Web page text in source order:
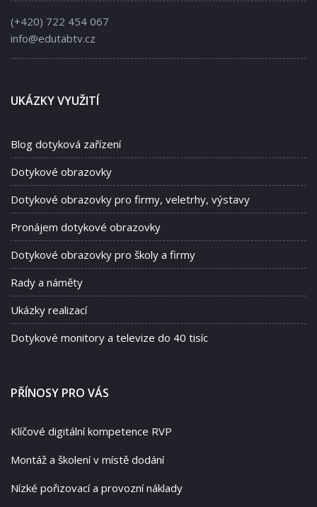
(+420) 722 454 067
info@edutabtv.cz
UKÁZKY VYUŽITÍ
Blog dotyková zařízení
Dotykové obrazovky
Dotykové obrazovky pro firmy, veletrhy, výstavy
Pronájem dotykové obrazovky
Dotykové obrazovky pro školy a firmy
Rady a náměty
Ukázky realizací
Dotykové monitory a televize do 40 tisíc
PŘÍNOSY PRO VÁS
Klíčové digitální kompetence RVP
Montáž a školení v místě dodání
Nízké pořizovací a provozní náklady